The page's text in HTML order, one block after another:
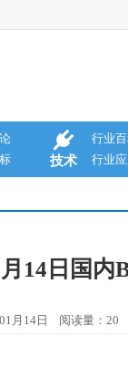
技术
行业
行业应
14日国内
月14日 阅读量：